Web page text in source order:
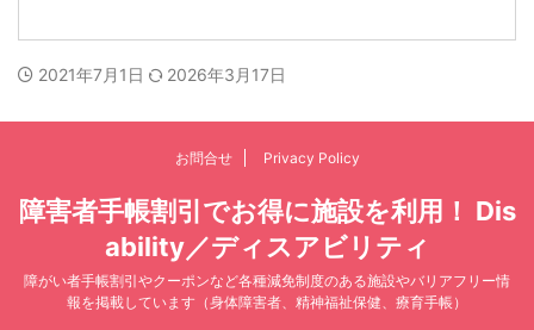
2021年7月1日 2026年3月17日
お問合せ Privacy Policy
障害者手帳割引でお得に施設を利用！ Dis
ability／ディスアビリティ
障がい者手帳割引やクーポンなど各種減免制度のある施設やバリアフリー情
報を掲載しています（身体障害者、精神福祉保健、療育手帳）